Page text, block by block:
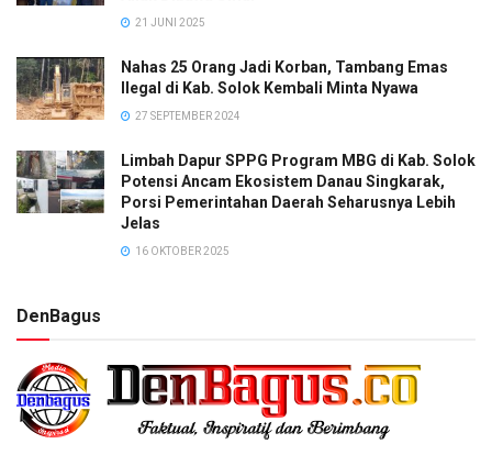
21 JUNI 2025
Nahas 25 Orang Jadi Korban, Tambang Emas
Ilegal di Kab. Solok Kembali Minta Nyawa
27 SEPTEMBER 2024
Limbah Dapur SPPG Program MBG di Kab. Solok
Potensi Ancam Ekosistem Danau Singkarak,
Porsi Pemerintahan Daerah Seharusnya Lebih
Jelas
16 OKTOBER 2025
DenBagus